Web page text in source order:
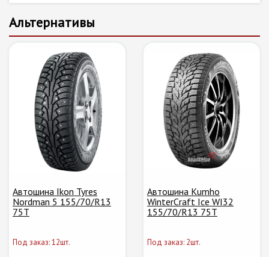
Альтернативы
Автошина Ikon Tyres
Nordman 5 155/70/R13
75T
Под заказ: 12шт.
Автошина Kumho
WinterCraft Ice WI32
155/70/R13 75T
Под заказ: 2шт.